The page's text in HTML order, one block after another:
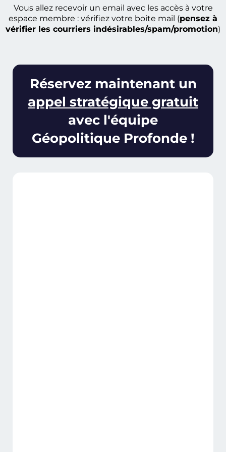
Vous allez recevoir un email avec les accès à votre
espace membre : vérifiez votre boite mail (pensez à
vérifier les courriers indésirables/spam/promotion)
Réservez maintenant un
appel stratégique gratuit
avec l'équipe
Géopolitique Profonde !